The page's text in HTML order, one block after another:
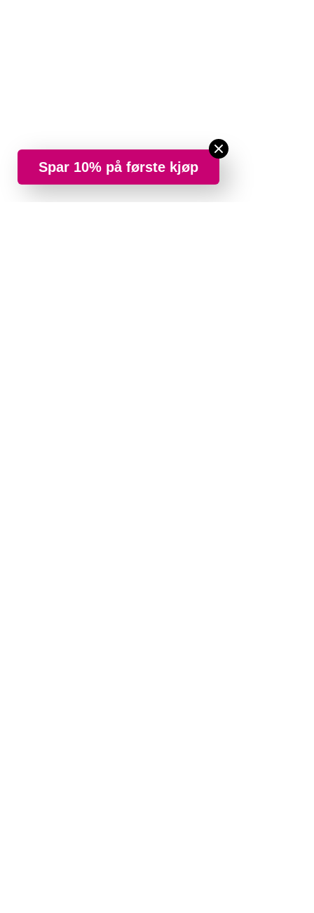
Spar 10% på første kjøp